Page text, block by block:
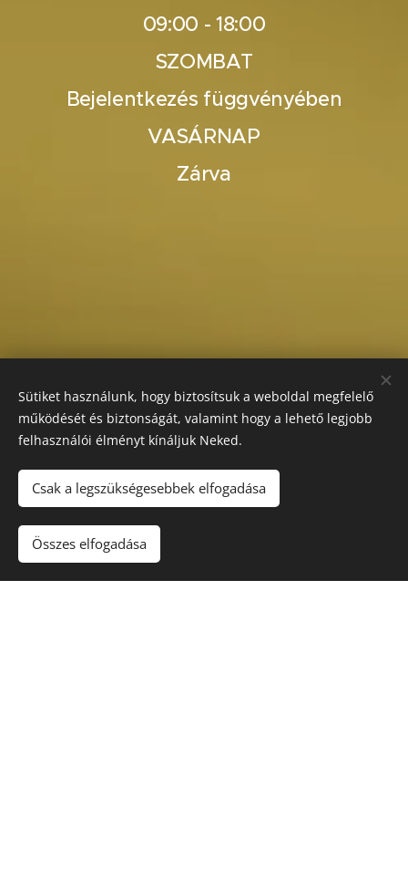
09:00 - 18:00
SZOMBAT
Bejelentkezés függvényében
VASÁRNAP
Zárva
Sütiket használunk, hogy biztosítsuk a weboldal megfelelő
működését és biztonságát, valamint hogy a lehető legjobb
felhasználói élményt kínáljuk Neked.
Csak a legszükségesebbek elfogadása
Összes elfogadása